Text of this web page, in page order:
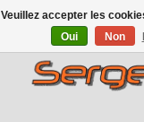
Veuillez accepter les
Oui
Non